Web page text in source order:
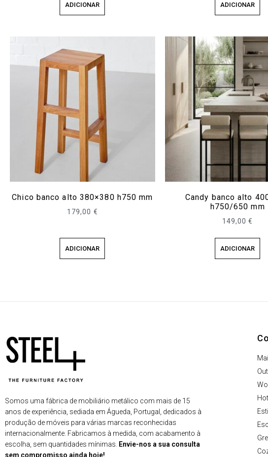
ADICIONAR ADICIONAR
Chico banco alto 380×380 h750 mm
179,00 €
ADICIONAR
Candy banco alto
h750/650 mm
149,00€
ADICIONAR
Somos uma fábrica de mobiliário metálico com mais de 15
anos de experiência, sediada em Águeda, Portugal, dedicados à
produção de móveis para várias marcas reconhecidas
internacionalmente. Fabricamos à medida, com acabamento à
escolha, sem quantidades mínimas. Envie-nos a sua consulta
sem compromisso ainda hoje!